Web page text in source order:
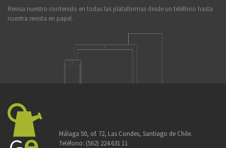
Revisa nuestro contenido en todas las plataformas desde un teléfono hasta
nuestra revista en papel.
Málaga 50, of. 72, Las Condes, Santiago de Chile.
Teléfono: (562) 224 631 11